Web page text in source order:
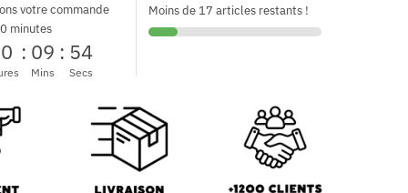
votre commande
minutes
: 09
Mins
: 53
Secs
Moins de 17 articles restants !